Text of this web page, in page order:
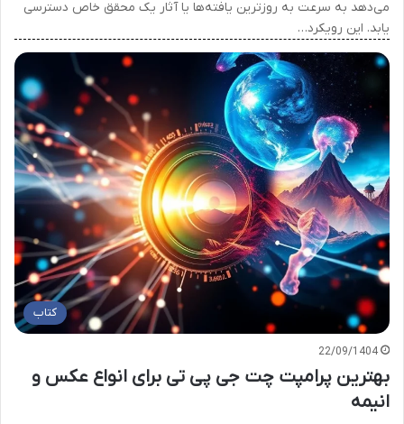
می‌دهد به سرعت به روزترین یافته‌ها یا آثار یک محقق خاص دسترسی
یابد. این رویکرد…
کتاب
22/09/1404
بهترین پرامپت چت جی پی تی برای انواع عکس و
انیمه